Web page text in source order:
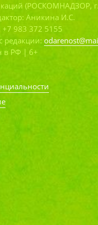
(РОСКОМНАДЗОР,
Аникина И.С.
983 372 5155
редакции:
в РФ | 6+